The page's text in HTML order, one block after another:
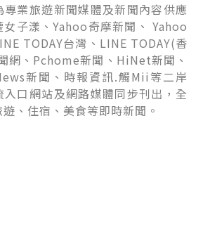
專業旅遊新聞媒體及新聞內容供應
女子漾、Yahoo奇摩新聞、 Yahoo
TODAY台灣、LINE TODAY(香
網、Pchome新聞、HiNet新聞、
新聞、時報資訊.觸Mii等二岸
入口網站及網路媒體同步刊出，全
、住宿、美食等即時新聞。